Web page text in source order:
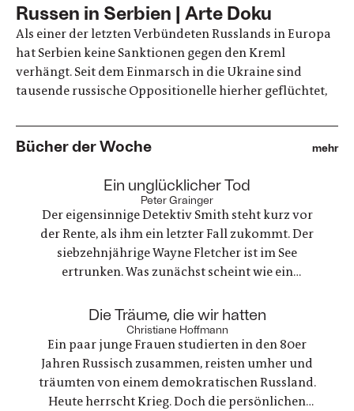
Russen in Serbien | Arte Doku
Als einer der letzten Verbündeten Russlands in Europa
hat Serbien keine Sanktionen gegen den Kreml
verhängt. Seit dem Einmarsch in die Ukraine sind
tausende russische Oppositionelle hierher geflüchtet,
Bücher der Woche mehr
Ein unglücklicher Tod
Peter Grainger
Der eigensinnige Detektiv Smith steht kurz vor
der Rente, als ihm ein letzter Fall zukommt. Der
siebzehnjährige Wayne Fletcher ist im See
ertrunken. Was zunächst scheint wie ein
anderes heraus. Es geht um nichts weniger als die
große Frage nach Gerechtigkeit. Eine
nervenaufreibende Ermittlung beginnt
Die Träume, die wir hatten
Christiane Hoffmann
Ein paar junge Frauen studierten in den 80er
Jahren Russisch zusammen, reisten umher und
träumten von einem demokratischen Russland.
Heute herrscht Krieg. Doch die persönlichen